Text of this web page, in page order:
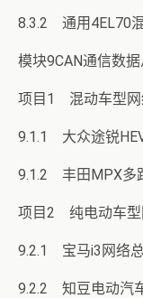
8.3.2 通用4EL70
模块9CAN通信数
项目1 混动车型
9.1.1 大众途锐
9.1.2 丰田MPX
项目2 纯电动车
9.2.1 宝马i3网络
9.2.2 知豆电动汽